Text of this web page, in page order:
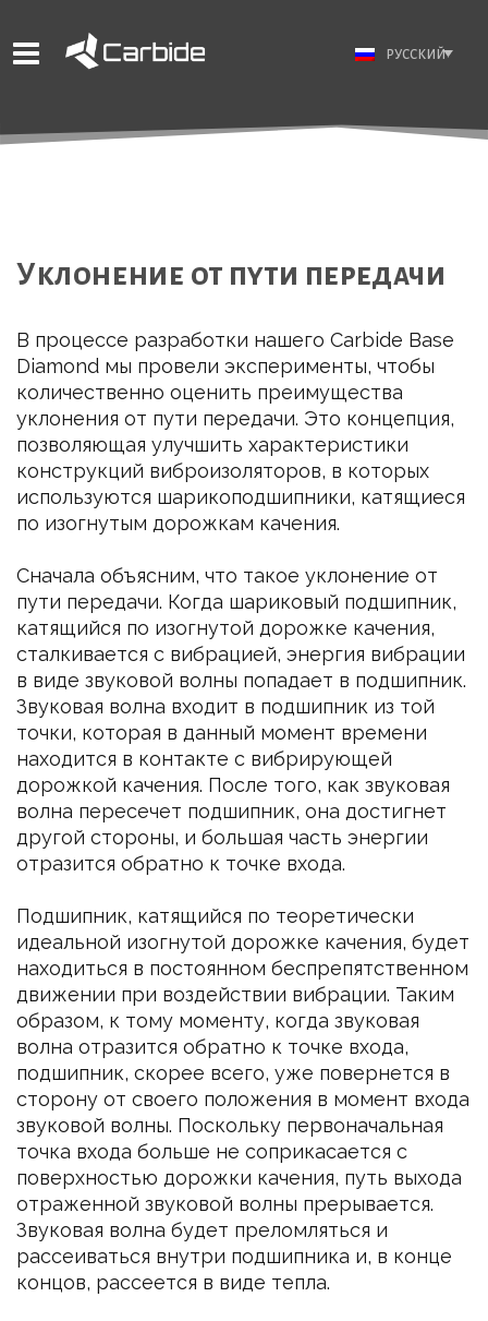
РУССКИЙ
Уклонение от пути передачи
В процессе разработки нашего Carbide Base
Diamond мы провели эксперименты, чтобы
количественно оценить преимущества
уклонения от пути передачи. Это концепция,
позволяющая улучшить характеристики
конструкций виброизоляторов, в которых
используются шарикоподшипники, катящиеся
по изогнутым дорожкам качения.
Сначала объясним, что такое уклонение от
пути передачи. Когда шариковый подшипник,
катящийся по изогнутой дорожке качения,
сталкивается с вибрацией, энергия вибрации
в виде звуковой волны попадает в подшипник.
Звуковая волна входит в подшипник из той
точки, которая в данный момент времени
находится в контакте с вибрирующей
дорожкой качения. После того, как звуковая
волна пересечет подшипник, она достигнет
другой стороны, и большая часть энергии
отразится обратно к точке входа.
Подшипник, катящийся по теоретически
идеальной изогнутой дорожке качения, будет
находиться в постоянном беспрепятственном
движении при воздействии вибрации. Таким
образом, к тому моменту, когда звуковая
волна отразится обратно к точке входа,
подшипник, скорее всего, уже повернется в
сторону от своего положения в момент входа
звуковой волны. Поскольку первоначальная
точка входа больше не соприкасается с
поверхностью дорожки качения, путь выхода
отраженной звуковой волны прерывается.
Звуковая волна будет преломляться и
рассеиваться внутри подшипника и, в конце
концов, рассеется в виде тепла.